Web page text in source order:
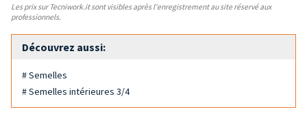
Les prix sur Tecniwork.it sont visibles après l'enregistrement au site réservé aux
professionnels.
Découvrez aussi:
# Semelles
# Semelles intérieures 3/4